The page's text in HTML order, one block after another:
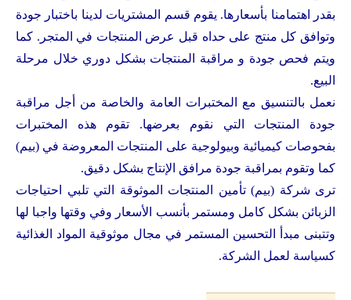
بقدر اهتمامنا بأسعارها. يقوم قسم المشتريات لدينا باختبار جودة
وتوافق كل منتج على حداه قبل عرض المنتجات في المتجر. كما
ويتم فحص جودة و مراقبة المنتجات بشكل دوري خلال مرحلة
البيع.
نعمل بالتنسيق مع المختبرات العامة والخاصة من أجل مراقبة
جودة المنتجات التي نقوم بعرضها. تقوم هذه المختبرات
بفحوصات كيميائية وبيولوجية على المنتجات المعروضة في (بيم)
كما وتقوم بمراقبة جودة مرافق الإنتاج بشكل دقيق.
ترى شركة (بيم) تأمين المنتجات الموثوقة التي تلبي احتياجات
الزبائن بشكل كامل ومستمر بأنسب الأسعار وفي وقتها واجبا لها
وتتبنى مبدأ التحسين المستمر في مجال موثوقية المواد الغذائية
كسياسة لعمل الشركة.